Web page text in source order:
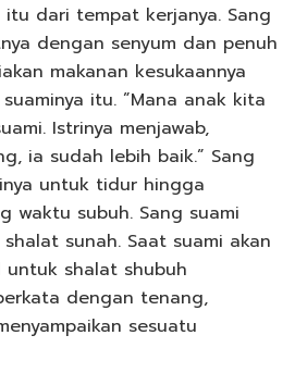
itu dari tempat kerjanya. Sang
dengan senyum dan penuh
makanan kesukaannya
itu. ”Mana anak kita
Istrinya menjawab,
ia sudah lebih baik.” Sang
untuk tidur hingga
waktu subuh. Sang suami
sunah. Saat suami akan
shalat shubuh
dengan tenang,
sesuatu